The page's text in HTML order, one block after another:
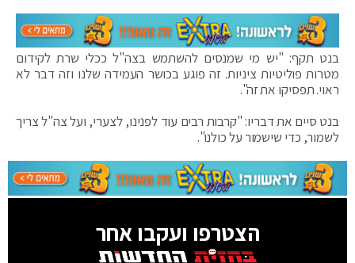
בנט תקף: "יש מי שמנסים להשתמש בצה"ל ככלי שרת לקידום
מטרות פוליטיות ציניות. זה פוגע בכושר העמידה שלנו וזה דבר לא
ראוי. תפסיקו את זה".
בנט סיים את דבריו: "קרבות רבים עוד לפנינו, לצערי, ועל צה"ל צריך
לשמור, כדי שישמור על כולנו".
הצטרפו ועקבו אחר